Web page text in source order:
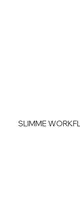
SLIMME